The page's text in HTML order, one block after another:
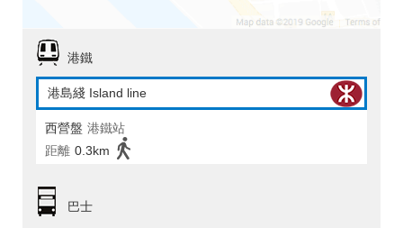
港鐵
港島綫 Island line
西營盤 港鐵站
距離 0.3km
巴士